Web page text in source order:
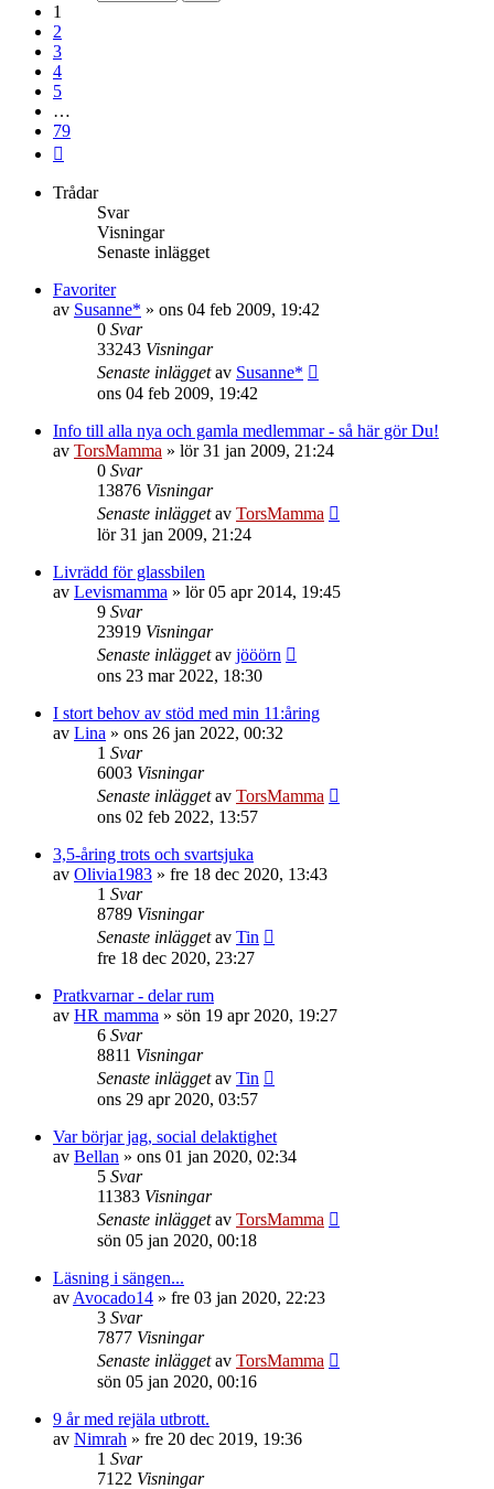
1
2
3
4
5
…
79
Trådar
Svar
Visningar
Senaste inlägget
Favoriter
av Susanne* » ons 04 feb 2009, 19:42
0 Svar
33243 Visningar
Senaste inläggetav Susanne*
ons 04 feb 2009, 19:42
Info till alla nya och gamla medlemmar - så här gör Du!
av TorsMamma » lör 31 jan 2009, 21:24
0 Svar
13876 Visningar
Senaste inläggetav TorsMamma
lör 31 jan 2009, 21:24
Livrädd för glassbilen
av Levismamma » lör 05 apr 2014, 19:45
9 Svar
23919 Visningar
Senaste inläggetav jööörn
ons 23 mar 2022, 18:30
I stort behov av stöd med min 11:åring
av Lina » ons 26 jan 2022, 00:32
1 Svar
6003 Visningar
Senaste inläggetav TorsMamma
ons 02 feb 2022, 13:57
3,5-åring trots och svartsjuka
av Olivia1983 » fre 18 dec 2020, 13:43
1 Svar
8789 Visningar
Senaste inläggetav Tin
fre 18 dec 2020, 23:27
Pratkvarnar - delar rum
av HR mamma » sön 19 apr 2020, 19:27
6 Svar
8811 Visningar
Senaste inläggetav Tin
ons 29 apr 2020, 03:57
Var börjar jag, social delaktighet
av Bellan » ons 01 jan 2020, 02:34
5 Svar
11383 Visningar
Senaste inläggetav TorsMamma
sön 05 jan 2020, 00:18
Läsning i sängen...
av Avocado14 » fre 03 jan 2020, 22:23
3 Svar
7877 Visningar
Senaste inläggetav TorsMamma
sön 05 jan 2020, 00:16
9 år med rejäla utbrott.
av Nimrah » fre 20 dec 2019, 19:36
1 Svar
7122 Visningar